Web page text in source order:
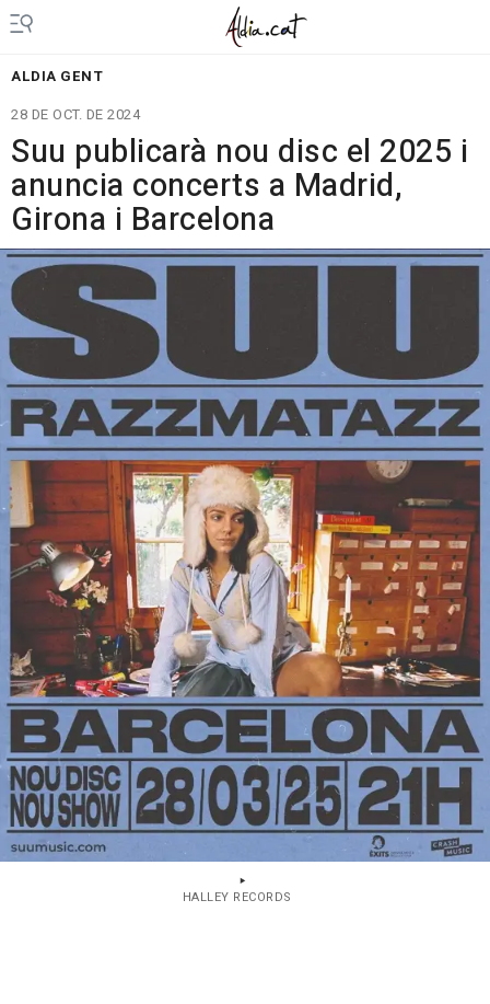
ALDIA GENT
28 DE OCT. DE 2024
Suu publicarà nou disc el 2025 i
anuncia concerts a Madrid,
Girona i Barcelona
HALLEY RECORDS